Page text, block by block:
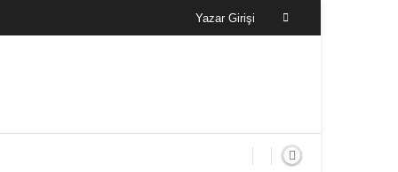
Yazar Girişi